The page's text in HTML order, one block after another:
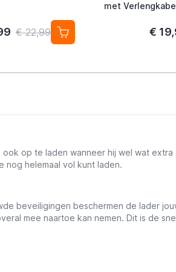
€ 22,99
met
€
op te laden wanneer hij wel wat extra
nog helemaal vol kunt laden.
beveiligingen beschermen de lader
mee naartoe kan nemen. Dit is de